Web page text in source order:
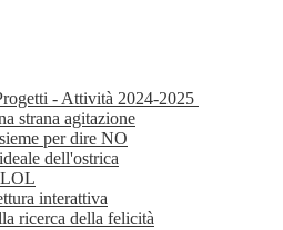
- Attività 2024-2025
strana agitazione
per dire NO
dell'ostrica
interattiva
ricerca della felicità